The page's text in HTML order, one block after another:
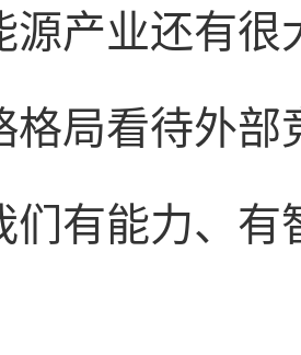
源产业还有很
格局看待外
们有能力、